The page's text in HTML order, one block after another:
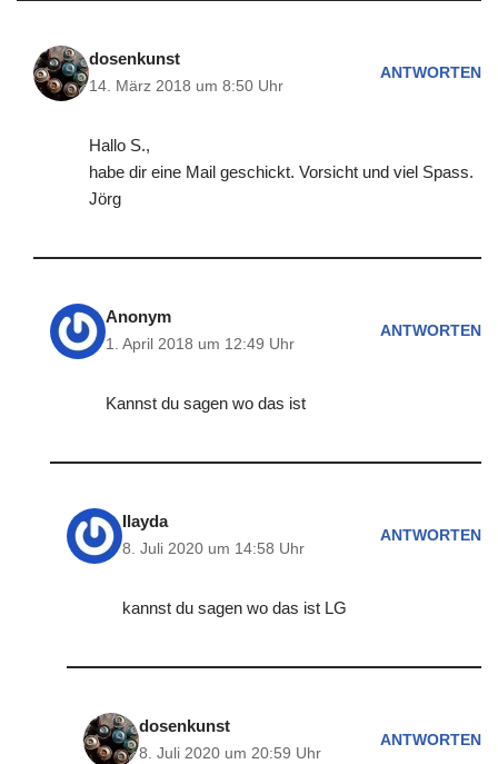
dosenkunst
14. März 2018 um 8:50 Uhr
ANTWORTEN
Hallo S.,
habe dir eine Mail geschickt. Vorsicht und viel Spass.
Jörg
Anonym
1. April 2018 um 12:49 Uhr
ANTWORTEN
Kannst du sagen wo das ist
Ilayda
8. Juli 2020 um 14:58 Uhr
ANTWORTEN
kannst du sagen wo das ist LG
dosenkunst
8. Juli 2020 um 20:59 Uhr
ANTWORTEN